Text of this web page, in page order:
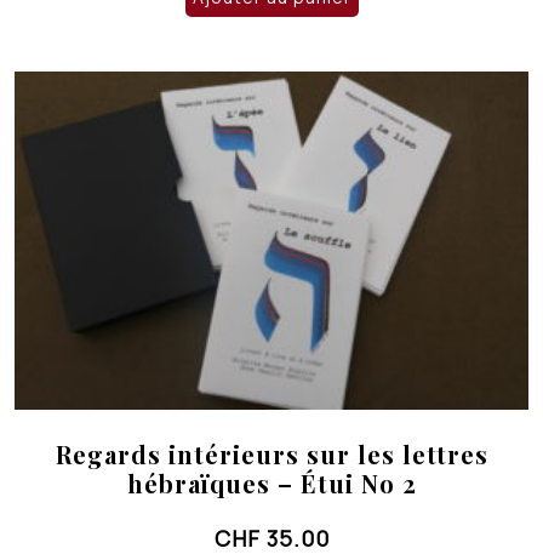
Regards intérieurs sur les lettres
hébraïques – Étui No 2
CHF 35.00